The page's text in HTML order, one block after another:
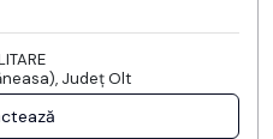
Județ Olt